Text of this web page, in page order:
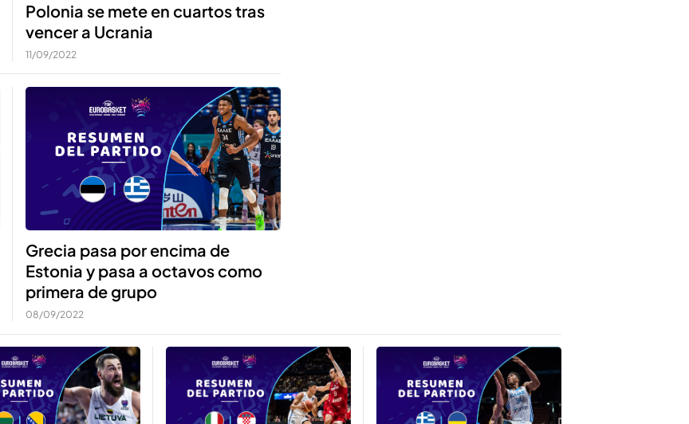
Polonia se mete en cuartos tras
vencer a Ucrania
11/09/2022
Grecia pasa por encima de
Estonia y pasa a octavos como
primera de grupo
08/09/2022